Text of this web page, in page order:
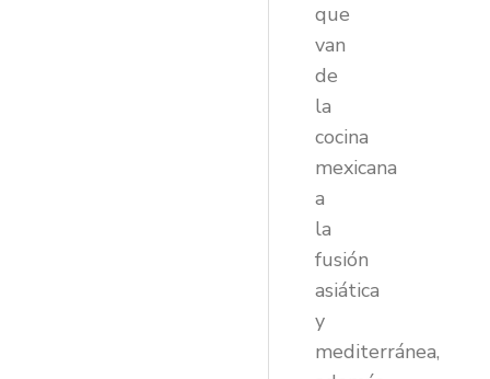
que
van
de
la
cocina
mexicana
a
la
fusión
asiática
y
mediterránea,